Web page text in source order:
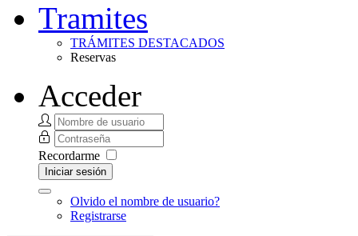
Tramites
TRÁMITES DESTACADOS
Reservas
Acceder
Recordarme
Iniciar sesión
Olvido el nombre de usuario?
Registrarse